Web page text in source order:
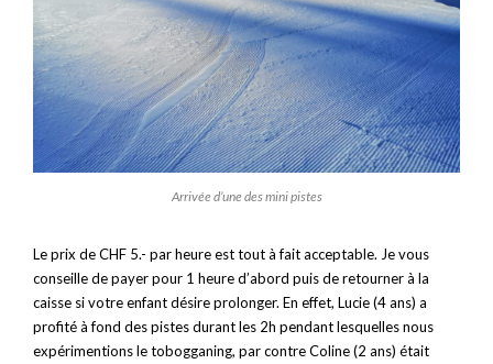
Arrivée d’une des mini pistes
Le prix de CHF 5.- par heure est tout à fait acceptable. Je vous
conseille de payer pour 1 heure d’abord puis de retourner à la
caisse si votre enfant désire prolonger. En effet, Lucie (4 ans) a
profité à fond des pistes durant les 2h pendant lesquelles nous
expérimentions le tobogganing, par contre Coline (2 ans) était